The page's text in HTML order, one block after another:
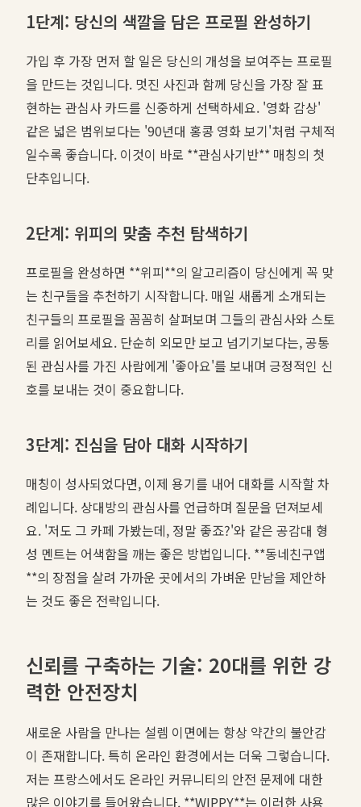
1단계: 당신의 색깔을 담은 프로필 완성하기
가입 후 가장 먼저 할 일은 당신의 개성을 보여주는 프로필
을 만드는 것입니다. 멋진 사진과 함께 당신을 가장 잘 표
현하는 관심사 카드를 신중하게 선택하세요. '영화 감상'
같은 넓은 범위보다는 '90년대 홍콩 영화 보기'처럼 구체적
일수록 좋습니다. 이것이 바로 **관심사기반** 매칭의 첫
단추입니다.
2단계: 위피의 맞춤 추천 탐색하기
프로필을 완성하면 **위피**의 알고리즘이 당신에게 꼭 맞
는 친구들을 추천하기 시작합니다. 매일 새롭게 소개되는
친구들의 프로필을 꼼꼼히 살펴보며 그들의 관심사와 스토
리를 읽어보세요. 단순히 외모만 보고 넘기기보다는, 공통
된 관심사를 가진 사람에게 '좋아요'를 보내며 긍정적인 신
호를 보내는 것이 중요합니다.
3단계: 진심을 담아 대화 시작하기
매칭이 성사되었다면, 이제 용기를 내어 대화를 시작할 차
례입니다. 상대방의 관심사를 언급하며 질문을 던져보세
요. '저도 그 카페 가봤는데, 정말 좋죠?'와 같은 공감대 형
성 멘트는 어색함을 깨는 좋은 방법입니다. **동네친구앱
**의 장점을 살려 가까운 곳에서의 가벼운 만남을 제안하
는 것도 좋은 전략입니다.
신뢰를 구축하는 기술: 20대를 위한 강
력한 안전장치
새로운 사람을 만나는 설렘 이면에는 항상 약간의 불안감
이 존재합니다. 특히 온라인 환경에서는 더욱 그렇습니다.
저는 프랑스에서도 온라인 커뮤니티의 안전 문제에 대한
많은 이야기를 들어왔습니다. **WIPPY**는 이러한 사용